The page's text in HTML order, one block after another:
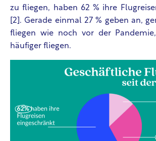
zu fliegen, haben 62 % ihre
[2]. Gerade einmal 27 % geben an,
fliegen wie noch vor der
häufiger fliegen.